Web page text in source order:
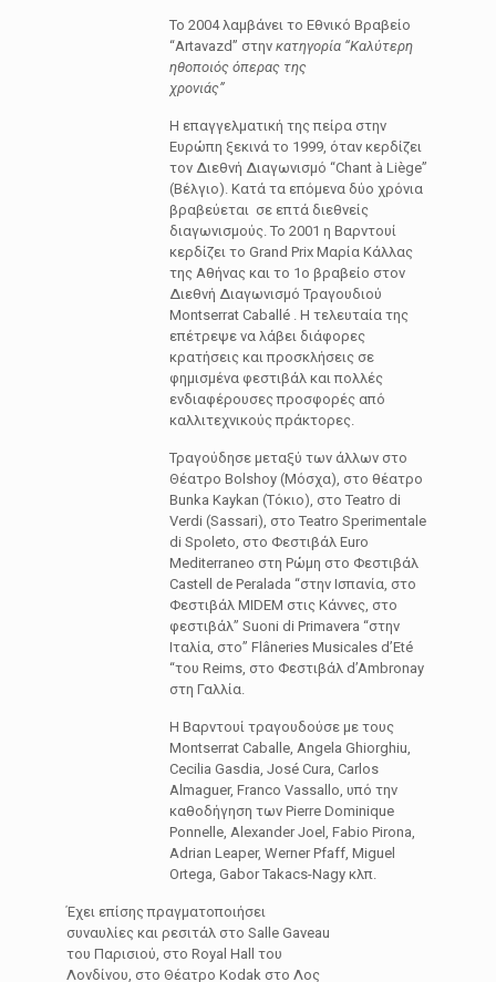
Το 2004 λαμβάνει το Εθνικό Βραβείο
“Artavazd” στην κατηγορία “Καλύτερη
ηθοποιός όπερας της
χρονιάς”
Η επαγγελματική της πείρα στην
Ευρώπη ξεκινά το 1999, όταν κερδίζει
τον Διεθνή Διαγωνισμό “Chant à Liège”
(Βέλγιο). Κατά τα επόμενα δύο χρόνια
βραβεύεται σε επτά διεθνείς
διαγωνισμούς. Το 2001 η Βαρντουί
κερδίζει το Grand Prix Μαρία Κάλλας
της Αθήνας και το 1ο βραβείο στον
Διεθνή Διαγωνισμό Τραγουδιού
Montserrat Caballé . Η τελευταία της
επέτρεψε να λάβει διάφορες
κρατήσεις και προσκλήσεις σε
φημισμένα φεστιβάλ και πολλές
ενδιαφέρουσες προσφορές από
καλλιτεχνικούς πράκτορες.
Τραγούδησε μεταξύ των άλλων στο
Θέατρο Bolshoy (Μόσχα), στο θέατρο
Bunka Kaykan (Τόκιο), στο Teatro di
Verdi (Sassari), στο Teatro Sperimentale
di Spoleto, στο Φεστιβάλ Euro
Mediterraneo στη Ρώμη στο Φεστιβάλ
Castell de Peralada “στην Ισπανία, στο
Φεστιβάλ MIDEM στις Κάννες, στο
φεστιβάλ” Suoni di Primavera “στην
Ιταλία, στο” Flâneries Musicales d’Eté
“του Reims, στο Φεστιβάλ d’Ambronay
στη Γαλλία.
Η Βαρντουί τραγουδούσε με τους
Montserrat Caballe, Angela Ghiorghiu,
Cecilia Gasdia, José Cura, Carlos
Almaguer, Franco Vassallo, υπό την
καθοδήγηση των Pierre Dominique
Ponnelle, Alexander Joel, Fabio Pirona,
Adrian Leaper, Werner Pfaff, Miguel
Ortega, Gabor Takacs-Nagy κλπ.
Έχει επίσης πραγματοποιήσει
συναυλίες και ρεσιτάλ στο Salle Gaveau
του Παρισιού, στο Royal Hall του
Λονδίνου, στο Θέατρο Kodak στο Λος